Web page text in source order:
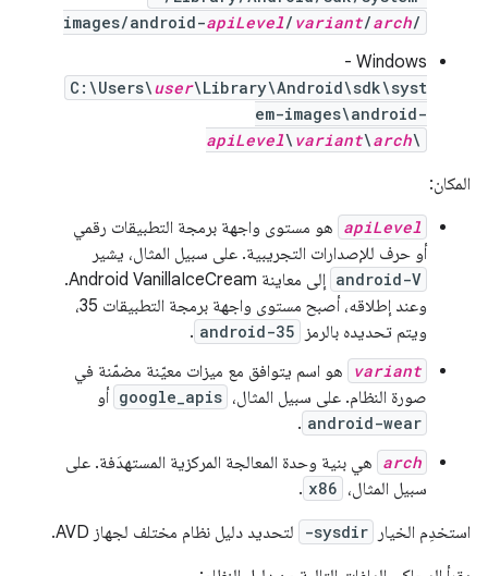
images/android-apiLevel/ variant/arch/
‫Windows -
C:\Users\user\Library\Android\sdk\syst
em-images\android-
apiLevel\ variant\arch\
المكان:
apiLevel هو مستوى واجهة برمجة التطبيقات رقمي
أو حرف للإصدارات التجريبية. على سبيل المثال، يشير
android-V
إلى معاينة Android VanillaIceCream.
وعند إطلاقه، أصبح مستوى واجهة برمجة التطبيقات 35،
ويتم تحديده بالرمز
android-35
.
variant
هو اسم يتوافق مع ميزات معيّنة مضمّنة في
صورة النظام. على سبيل المثال، google_apis أو
android-wear
.
arch هي بنية وحدة المعالجة المركزية المستهدَفة. على
سبيل المثال، x86
.
استخدِم الخيار
-sysdir
لتحديد دليل نظام مختلف لجهاز AVD.